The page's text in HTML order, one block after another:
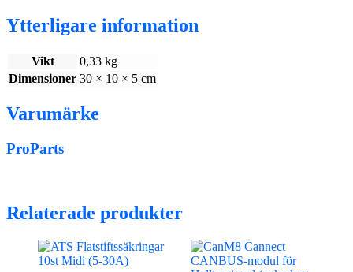
Ytterligare information
Vikt
0,33 kg
Dimensioner 30 × 10 × 5 cm
Varumärke
ProParts
Relaterade produkter